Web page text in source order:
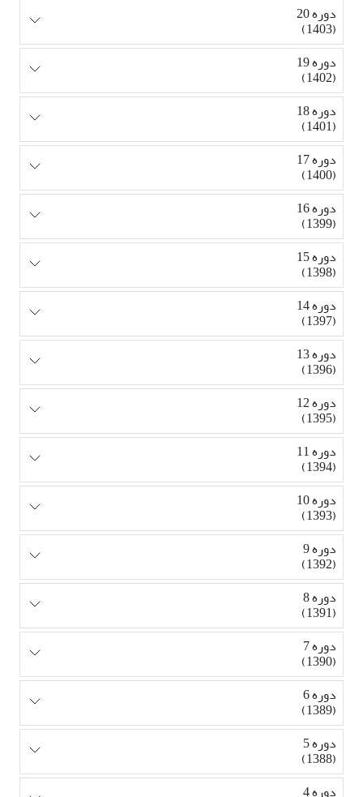
دوره 20
(1403)
دوره 19
(1402)
دوره 18
(1401)
دوره 17
(1400)
دوره 16
(1399)
دوره 15
(1398)
دوره 14
(1397)
دوره 13
(1396)
دوره 12
(1395)
دوره 11
(1394)
دوره 10
(1393)
دوره 9
(1392)
دوره 8
(1391)
دوره 7
(1390)
دوره 6
(1389)
دوره 5
(1388)
دوره 4